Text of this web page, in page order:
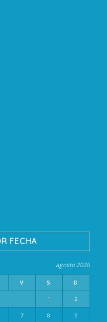
FECHA
agosto 2026
V S D
1 2
7 8 9